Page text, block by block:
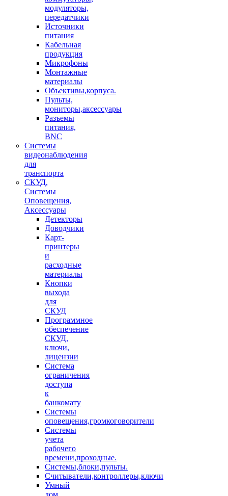
модуляторы,
передатчики
Источники
питания
Кабельная
продукция
Микрофоны
Монтажные
материалы
Объективы,корпуса.
Пульты,
мониторы,аксессуары
Разъемы
питания,
BNC
Системы
видеонаблюдения
для
транспорта
СКУД,
Системы
Оповещения,
Аксессуары
Детекторы
Доводчики
Карт-
принтеры
и
расходные
материалы
Кнопки
выхода
для
СКУД
Программное
обеспечение
СКУД.
ключи,
лицензии
Система
ограничения
доступа
к
банкомату
Системы
оповещения,громкоговорители
Системы
учета
рабочего
времени,проходные.
Системы,блоки,пульты.
Считыватели,контроллеры,ключи
Умный